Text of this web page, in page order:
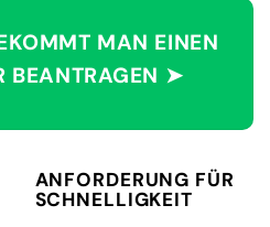
MAN EINEN
BEANTRAGEN ➤
ANFORDERUNG FÜR
SCHNELLIGKEIT